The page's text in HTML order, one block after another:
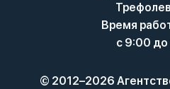
Время
с 9:00
© 2012–2026